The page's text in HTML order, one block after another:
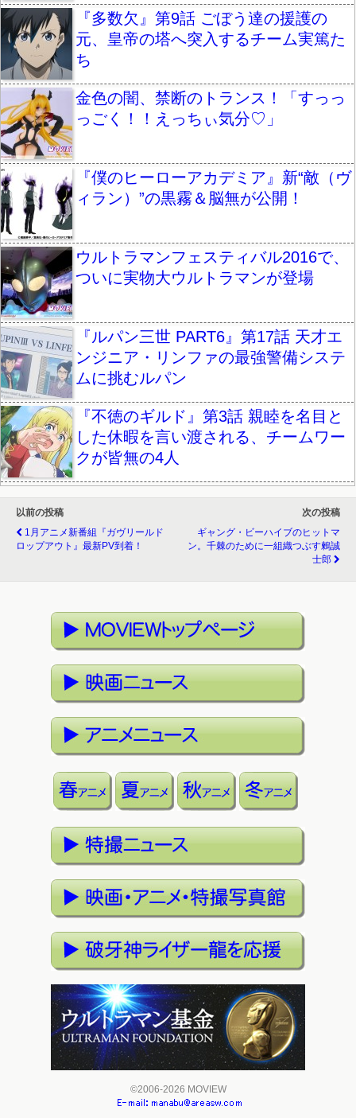
『多数欠』第9話 ごぼう達の援護の
元、皇帝の塔へ突入するチーム実篤た
ち
金色の闇、禁断のトランス！「すっっ
っごく！！えっちぃ気分♡」
『僕のヒーローアカデミア』新“敵（ヴ
ィラン）”の黒霧＆脳無が公開！
ウルトラマンフェスティバル2016で、
ついに実物大ウルトラマンが登場
『ルパン三世 PART6』第17話 天才エ
ンジニア・リンファの最強警備システ
ムに挑むルパン
『不徳のギルド』第3話 親睦を名目と
した休暇を言い渡される、チームワー
クが皆無の4人
以前の投稿
1月アニメ新番組『ガヴリールド
ロップアウト』最新PV到着！
次の投稿
ギャング・ビーハイブのヒットマ
ン。千棘のために一組織つぶす鶫誠
士郎
©2006-2026 MOVIEW